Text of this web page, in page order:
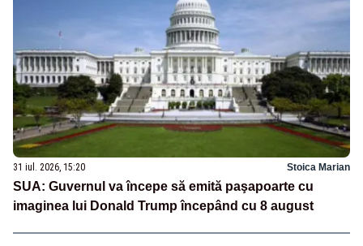
31 iul. 2026, 15:20 Stoica Marian
SUA: Guvernul va începe să emită paşapoarte cu
imaginea lui Donald Trump începând cu 8 august